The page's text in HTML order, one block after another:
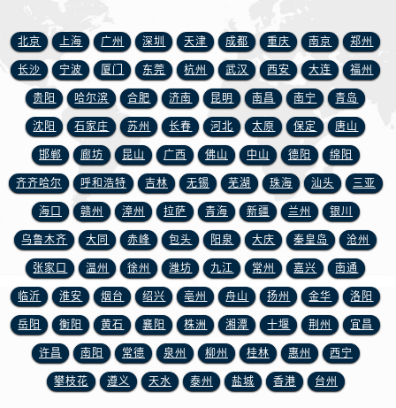
江苏省连云港市海州区通灌北路浪琴售后服务中心（需提前预约）
江苏省南京市秦淮区中山南路1号南京中心22层22-C1-C3室浪琴售后服务中心（需提前预约）
江苏省宿迁市宿城区西湖路浪琴售后服务中心（需提前预约）
江苏省泰州市海陵区永定东路399号置地商务中心东塔（华润万象城）17层1706室浪琴售后服务中心（需提前预约）
江苏省徐州市鼓楼区淮海东路29号苏宁广场IFC国际金融中心35层3508室浪琴售后服务中心（需提前预约）
江苏省盐城市盐都区世纪大道5号盐城金融城写字楼1号楼16层1604室浪琴售后服务中心（需提前预约）
江苏省扬州市邗江区国展路29号星耀天地写字楼1号楼18层1803室浪琴售后服务中心（需提前预约）
江苏省镇江市京口区中山东路浪琴售后服务中心（需提前预约）
江西省抚州市临川区赣东大道浪琴售后服务中心（需提前预约）
江西省赣州市章贡区文清路浪琴售后服务中心（需提前预约）
江西省吉安市吉州区井冈山大道浪琴售后服务中心（需提前预约）
江西省景德镇市珠山区珠山中路浪琴售后服务中心（需提前预约）
江西省九江市浔阳区浔阳路浪琴售后服务中心（需提前预约）
江西省南昌市红谷滩新区红谷中大道998号绿地双子塔（中央广场）A1座办公楼14层1407室浪琴售后服务中心（需提前预约）
北京 上海 广州 深圳 天津 成都 重庆 南京 郑州
长沙 宁波 厦门 东莞 杭州 武汉 西安 大连 福州
贵阳 哈尔滨 合肥 济南 昆明 南昌 南宁 青岛
沈阳 石家庄 苏州 长春 河北 太原 保定 唐山
邯郸 廊坊 昆山 广西 佛山 中山 德阳 绵阳
齐齐哈尔 呼和浩特 吉林 无锡 芜湖 珠海 汕头 三亚
海口 赣州 漳州 拉萨 青海 新疆 兰州 银川
乌鲁木齐 大同 赤峰 包头 阳泉 大庆 秦皇岛 沧州
张家口 温州 徐州 潍坊 九江 常州 嘉兴 南通
临沂 淮安 烟台 绍兴 亳州 舟山 扬州 金华 洛阳
岳阳 衡阳 黄石 襄阳 株洲 湘潭 十堰 荆州 宜昌
许昌 南阳 常德 泉州 柳州 桂林 惠州 西宁
攀枝花 遵义 天水 泰州 盐城 香港 台州